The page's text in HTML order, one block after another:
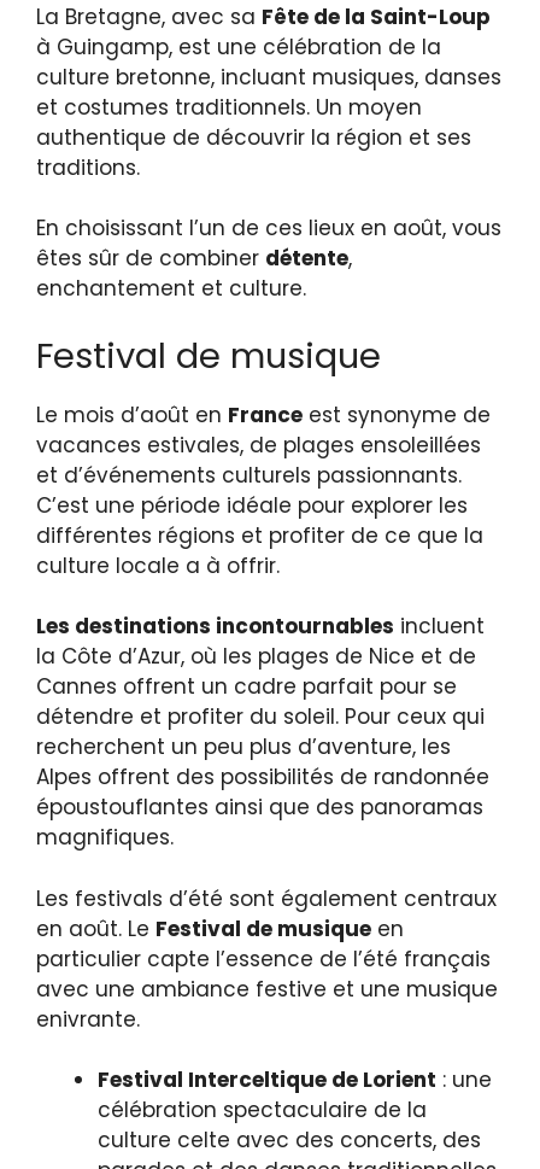
La Bretagne, avec sa Fête de la Saint-Loup
à Guingamp, est une célébration de la
culture bretonne, incluant musiques, danses
et costumes traditionnels. Un moyen
authentique de découvrir la région et ses
traditions.
En choisissant l’un de ces lieux en août, vous
êtes sûr de combiner détente,
enchantement et culture.
Festival de musique
Le mois d’août en France est synonyme de
vacances estivales, de plages ensoleillées
et d’événements culturels passionnants.
C’est une période idéale pour explorer les
différentes régions et profiter de ce que la
culture locale a à offrir.
Les destinations incontournables incluent
la Côte d’Azur, où les plages de Nice et de
Cannes offrent un cadre parfait pour se
détendre et profiter du soleil. Pour ceux qui
recherchent un peu plus d’aventure, les
Alpes offrent des possibilités de randonnée
époustouflantes ainsi que des panoramas
magnifiques.
Les festivals d’été sont également centraux
en août. Le Festival de musique en
particulier capte l’essence de l’été français
avec une ambiance festive et une musique
enivrante.
Festival Interceltique de Lorient : une
célébration spectaculaire de la
culture celte avec des concerts, des